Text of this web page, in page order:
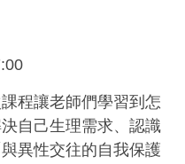
程讓老師們學習到怎
自己生理需求、認識
異性交往的自我保護